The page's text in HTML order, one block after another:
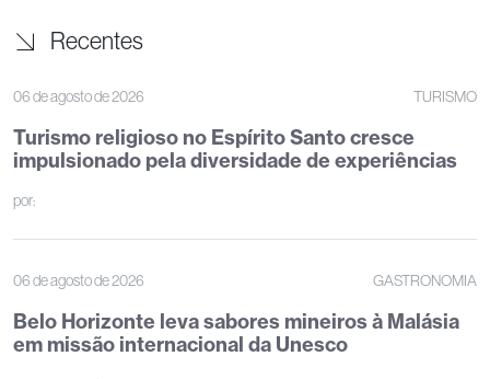
Recentes
06 de agosto de 2026 TURISMO
Turismo religioso no Espírito Santo cresce
impulsionado pela diversidade de experiências
por:
06 de agosto de 2026 GASTRONOMIA
Belo Horizonte leva sabores mineiros à Malásia
em missão internacional da Unesco